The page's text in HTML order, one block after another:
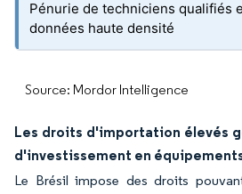
Pénurie de techniciens qualifiés
données haute densité
Source: Mordor Intelligence
Les droits d'importation élevés
d'investissement en
Le Brésil impose des droits